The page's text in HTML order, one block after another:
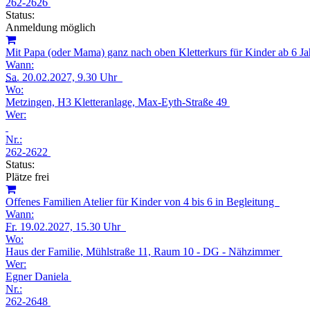
262-2626
Status:
Anmeldung möglich
Mit Papa (oder Mama) ganz nach oben Kletterkurs für Kinder ab 6
Wann:
Sa. 20.02.2027, 9.30 Uhr
Wo:
Metzingen, H3 Kletteranlage, Max-Eyth-Straße 49
Wer:
Nr.:
262-2622
Status:
Plätze frei
Offenes Familien Atelier für Kinder von 4 bis 6 in Begleitung
Wann:
Fr. 19.02.2027, 15.30 Uhr
Wo:
Haus der Familie, Mühlstraße 11, Raum 10 - DG - Nähzimmer
Wer:
Egner Daniela
Nr.:
262-2648